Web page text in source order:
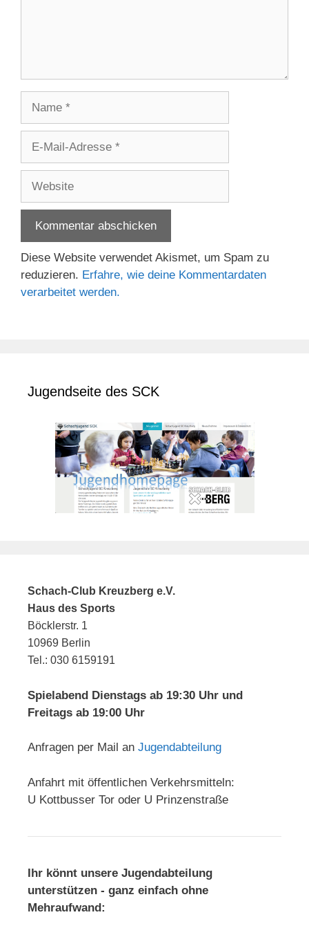
Adresse
Diese Website verwendet Akismet, um Spam zu
reduzieren. Erfahre, wie deine Kommentardaten
verarbeitet werden.
Jugendseite des SCK
Schach-Club Kreuzberg e.V.
Haus des Sports
Böcklerstr. 1
10969 Berlin
Tel.: 030 6159191
Spielabend Dienstags ab 19:30 Uhr und
Freitags ab 19:00 Uhr
Anfragen per Mail an Jugendabteilung
Anfahrt mit öffentlichen Verkehrsmitteln:
U Kottbusser Tor oder U Prinzenstraße
Ihr könnt unsere Jugendabteilung
unterstützen - ganz einfach ohne
Mehraufwand: